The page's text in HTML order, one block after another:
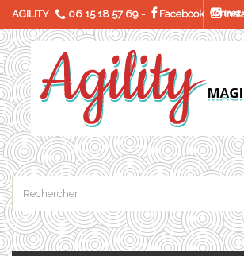
AGILITY 06 15 18 57 69 - Facebook